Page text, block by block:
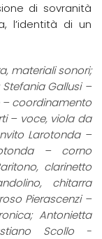
di sovranità
l’identità di un
materiali sonori;
Gallusi –
– coordinamento
– voce, viola da
Larotonda –
– corno
clarinetto
chitarra
Pierascenzi –
Antonietta
Scollo -